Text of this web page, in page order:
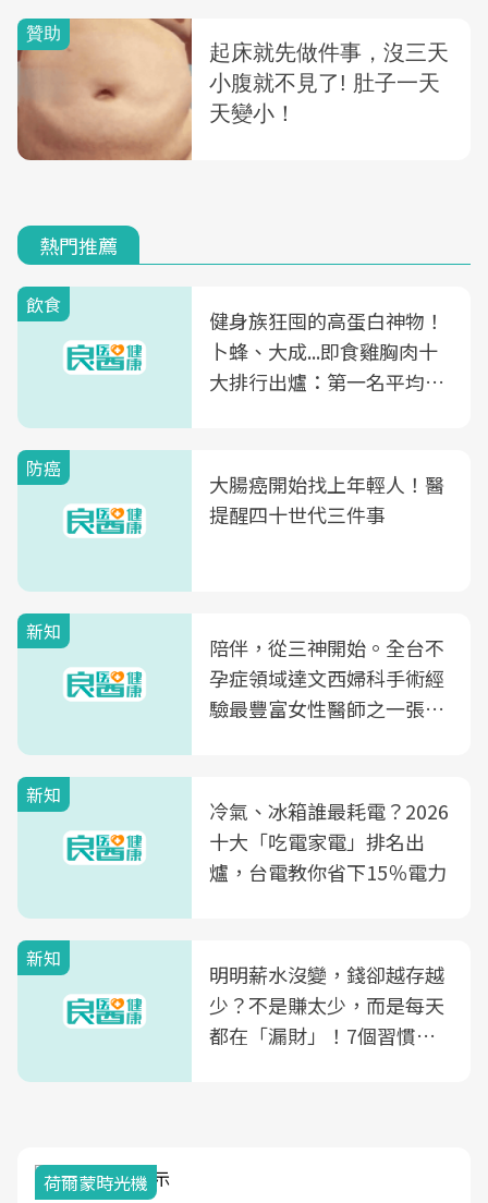
熱門推薦
飲食
健身族狂囤的高蛋白神物！
卜蜂、大成...即食雞胸肉十
大排行出爐：第一名平均一
防癌
大腸癌開始找上年輕人！醫
提醒四十世代三件事
新知
陪伴，從三神開始。全台不
孕症領域達文西婦科手術經
驗最豐富女性醫師之一張永
光田醫院建構360度女性健
康照護生態圈
新知
冷氣、冰箱誰最耗電？2026
十大「吃電家電」排名出
爐，台電教你省下15％電力
新知
明明薪水沒變，錢卻越存越
少？不是賺太少，而是每天
都在「漏財」！7個習慣一
荷爾蒙時光機